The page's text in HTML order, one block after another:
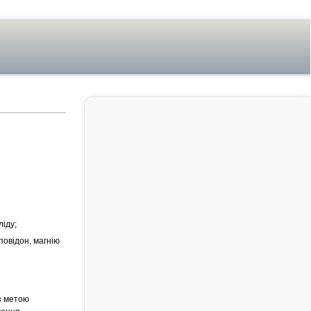
магнію
метою